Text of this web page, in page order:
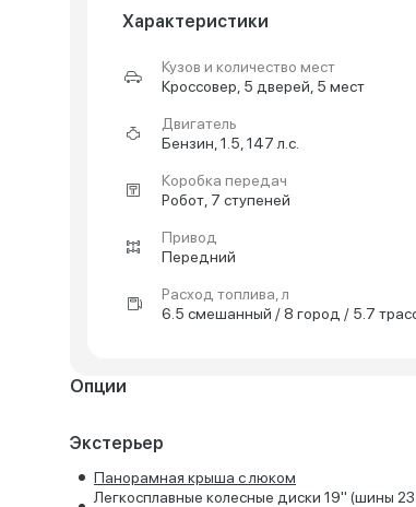
Характеристики
Кузов и количество мест
Кроссовер, 5 дверей, 5 мест
Двигатель
Бензин, 1.5, 147 л.с.
Коробка передач
Робот, 7 ступеней
Привод
Передний
Расход топлива, л
6.5 смешанный / 8 город / 5.7
Опции
Экстерьер
Панорамная крыша с люком
Легкосплавные колесные диски 19" (шины